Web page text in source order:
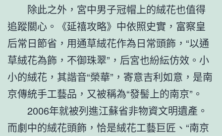
除此之外，宮中男子冠帽上的絨花也值得
追蹤關心。《延禧攻略》中依照史實，富察皇
后常日節省，用通草絨花作為日常頭飾，“以通
草絨花為飾，不御珠翠”，后宮也紛紜仿效。小
小的絨花，其諧音“榮華”，寄意吉利如意，是南
京傳統手工藝品，又被稱為“發髻上的南京”。
2006年就被列進江蘇省非物資文明遺產。
而劇中的絨花頭飾，恰是絨花工藝巨匠、“南京